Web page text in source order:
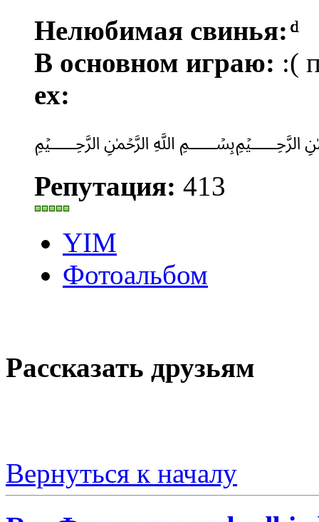
Нелюбимая свинья:ͩͩͩͩͩͩͩͩͩͩͩͩͩͩͩͩͩͩͩͩͩͩͩͩͩͩͩͩͩͩ
В основном играю: :(
ex:
Репутация: 413
YIM
Фотоальбом
Рассказать друзьям
Вернуться к началу